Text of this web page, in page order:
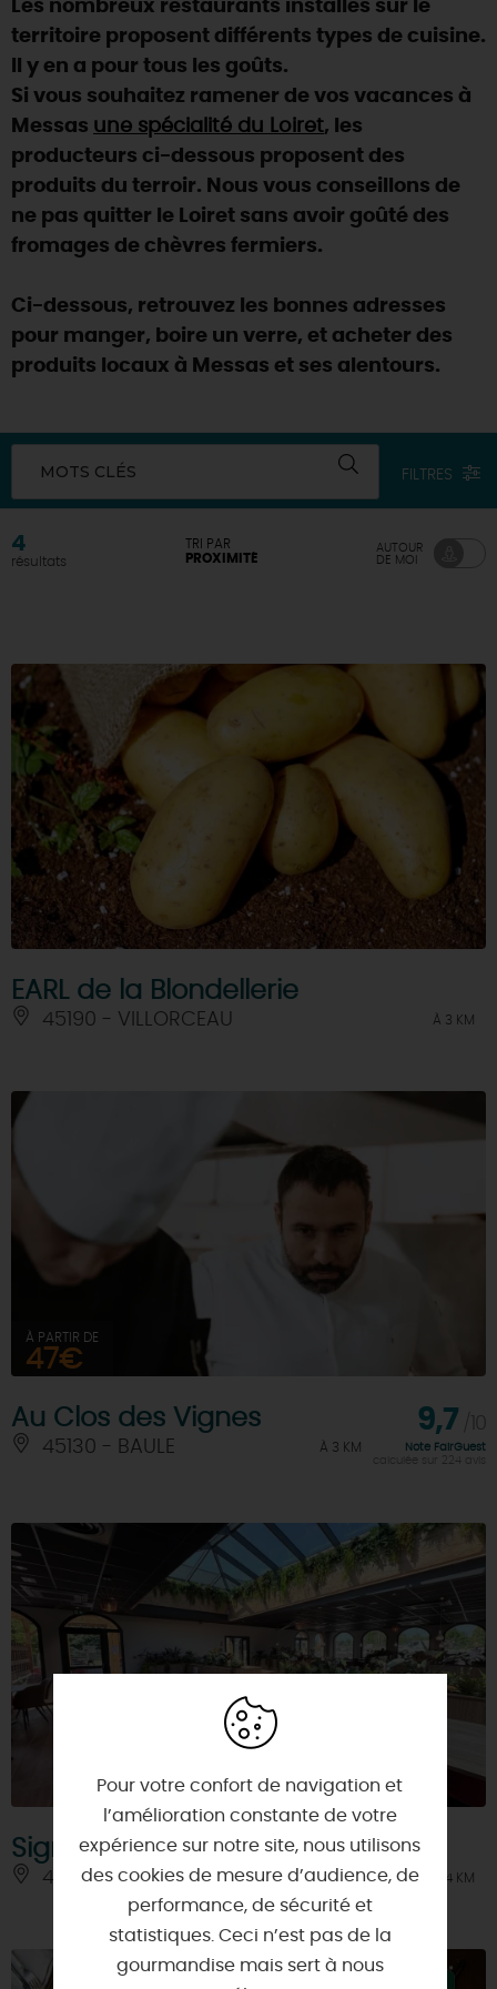
TOUTES LES ACTIVITÉS
Visitesgourmandeset créatives
Vins et vignobles
Chic, une aire de pique-nique
Par ici lesguinguettes
Que rapporter du Loiret ?
La Route des Métiers d'Art
TOUT L'ART DE VIVRE
Des vacances auprès des animaux 🐎
(re)Découvrir les coulisses de la Faïencerie de
Gien !
Expérimenterles parcours Baludik
Une saison de festivals 🎉
Rendez-vous de la nature en 2026
Programme des animations "Loiret au fil de l'eau"
2026
Où sortir ?
DEMAIN
CETTE SEMAINE
SE REPÉRER,SE DÉPLACER
INFOS &SERVICES
RÉSERVER MAINTENANT
Les nombreux restaurants installés sur le
territoire proposent différents types de cuisine.
Il y en a pour tous les goûts.
Si vous souhaitez ramener de vos vacances à
Messas une spécialité du Loiret, les
producteurs ci-dessous proposent des
produits du terroir. Nous vous conseillons de
ne pas quitter le Loiret sans avoir goûté des
fromages de chèvres fermiers.
Ci-dessous, retrouvez les bonnes adresses
pour manger, boire un verre, et acheter des
produits locaux à Messas et ses alentours.
MOTS CLÉS FILTRES
4
résultats
TRI PAR
PROXIMITÉ
AUTOUR
DE MOI
EARL de la Blondellerie
45190 - VILLORCEAU À 3 KM
À PARTIR DE
47€
Au Clos des Vignes
45130 - BAULE À 3 KM
9,7
Note FairGuest
calculée sur 224 avis
Signorizza
45130 - MEUNG-SUR-LOIRE À 4 KM
Pour votre confort de navigation et
l’amélioration constante de votre
expérience sur notre site, nous utilisons
des cookies de mesure d’audience, de
performance, de sécurité et
statistiques. Ceci n’est pas de la
gourmandise mais sert à nous